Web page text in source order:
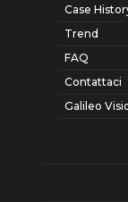
Case
Trend
FAQ
Contattaci
Galileo